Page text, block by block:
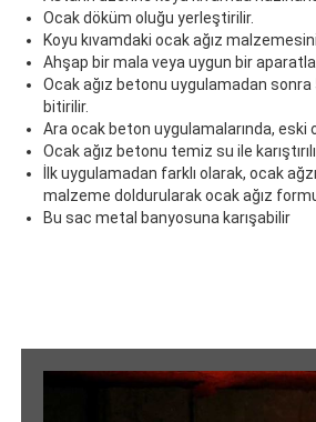
Ocak döküm oluğu yerleştirilir.
Koyu kıvamdaki ocak ağız
Ahşap bir mala veya uygun bir
Ocak ağız betonu uygulamadan
bitirilir.
Ara ocak beton uygulamalarında, eski
Ocak ağız betonu temiz su ile
İlk uygulamadan farklı olarak, ocak
malzeme doldurularak ocak ağız
Bu sac metal banyosuna karışabilir